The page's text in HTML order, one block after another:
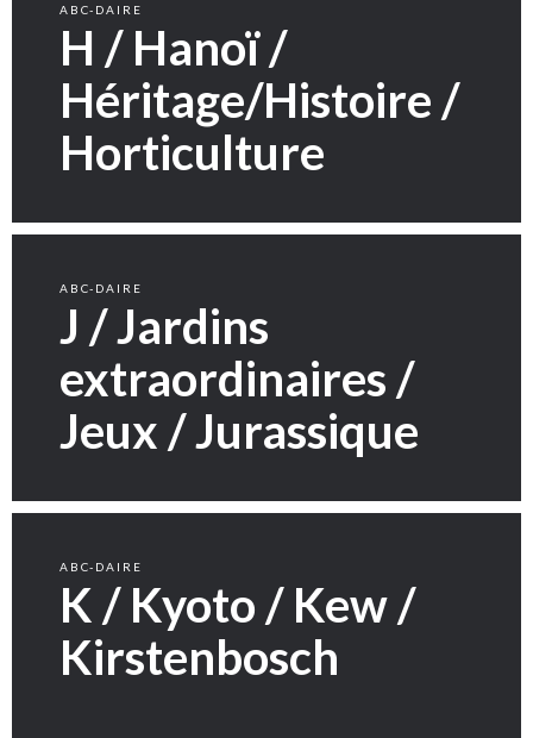
ABC-DAIRE
H / Hanoï /
Héritage/Histoire /
Horticulture
ABC-DAIRE
J / Jardins
extraordinaires /
Jeux / Jurassique
ABC-DAIRE
K / Kyoto / Kew /
Kirstenbosch